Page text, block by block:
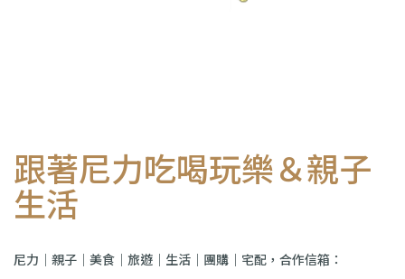
跟著尼力吃喝玩樂＆親子
生活
尼力｜親子｜美食｜旅遊｜生活｜團購｜宅配，合作信箱：